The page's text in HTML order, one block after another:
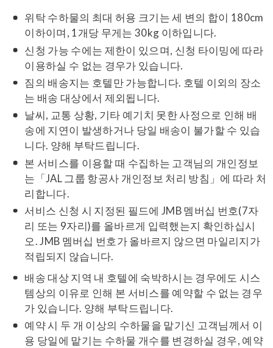
위탁 수하물의 최대 허용 크기는 세 변의 합이 180cm
이하이며, 1개당 무게는 30kg 이하입니다.
신청 가능 수에는 제한이 있으며, 신청 타이밍에 따라
이용하실 수 없는 경우가 있습니다.
짐의 배송지는 호텔만 가능합니다. 호텔 이외의 장소
는 배송 대상에서 제외됩니다.
날씨, 교통 상황, 기타 예기치 못한 사정으로 인해 배
송에 지연이 발생하거나 당일 배송이 불가할 수 있습
니다. 양해 부탁드립니다.
본 서비스를 이용할 때 수집하는 고객님의 개인정보
는「JAL 그룹 항공사 개인정보 처리 방침」에 따라 처
리합니다.
서비스 신청 시 지정된 필드에 JMB 멤버십 번호(7자
리 또는 9자리)를 올바르게 입력했는지 확인하십시
오. JMB 멤버십 번호가 올바르지 않으면 마일리지가
적립되지 않습니다.
배송 대상 지역 내 호텔에 숙박하시는 경우에도 시스
템상의 이유로 인해 본 서비스를 예약할 수 없는 경우
가 있습니다. 양해 부탁드립니다.
예약 시 두 개 이상의 수하물을 맡기신 고객님께서 이
용 당일에 맡기는 수하물 개수를 변경하실 경우, 예약